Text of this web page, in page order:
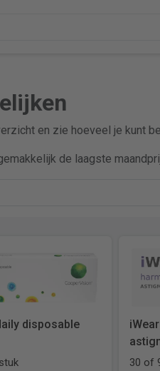
en zie hoeveel je kunt
de laagste
disposable
30 of